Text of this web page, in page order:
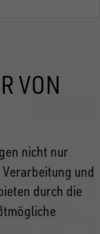
VON
nicht nur
und
durch die